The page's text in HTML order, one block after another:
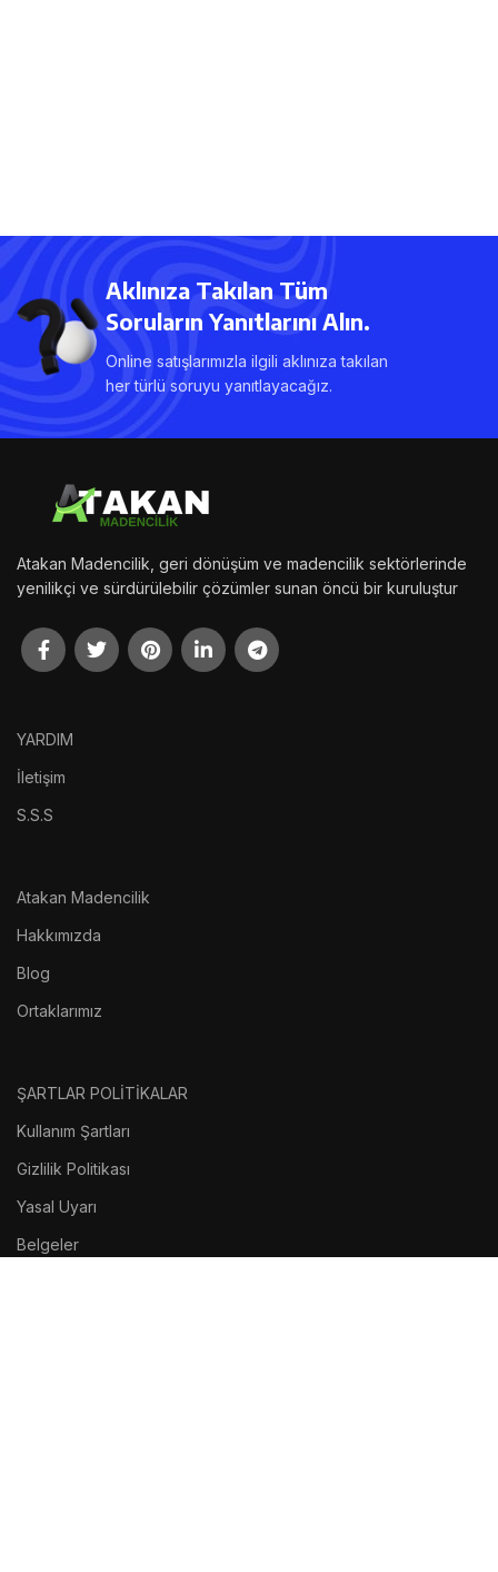
Aklınıza Takılan Tüm
Soruların Yanıtlarını Alın.
Online satışlarımızla ilgili aklınıza takılan
her türlü soruyu yanıtlayacağız.
Atakan Madencilik, geri dönüşüm ve madencilik sektörlerinde
yenilikçi ve sürdürülebilir çözümler sunan öncü bir kuruluştur
YARDIM
İletişim
S.S.S
Atakan Madencilik
Hakkımızda
Blog
Ortaklarımız
ŞARTLAR POLİTİKALAR
Kullanım Şartları
Gizlilik Politikası
Yasal Uyarı
Belgeler